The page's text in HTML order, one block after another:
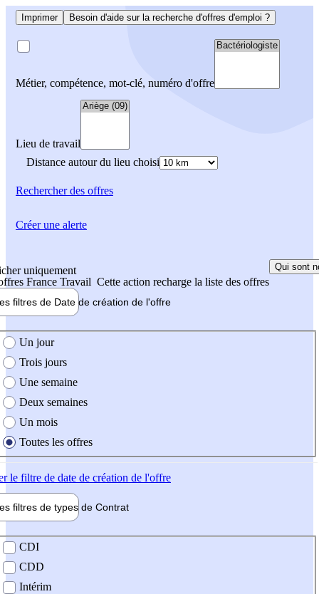
Imprimer Besoin d'aide sur la recherche d'offres d'emploi ?
Métier, compétence, mot-clé, numéro d'offre
Lieu de travail
Distance autour du lieu choisi
Rechercherdes offres
uniquement
France Travail Cette action recharge la liste des offres
Qui sont
filtres de Date de création de l'offre
création de l'offre
Un jour
Trois jours
Une semaine
Deux semaines
Un mois
Toutes les offres
le filtre de date de création de l'offre
filtres de types de Contrat
contrat
CDI
CDD
Intérim
Créer une alerte